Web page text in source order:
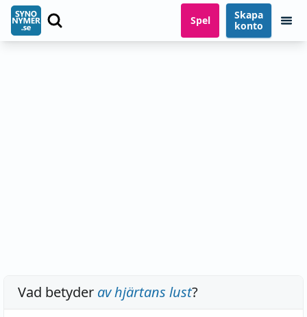
Spel
Skapa
konto
Vad betyder av hjärtans lust?